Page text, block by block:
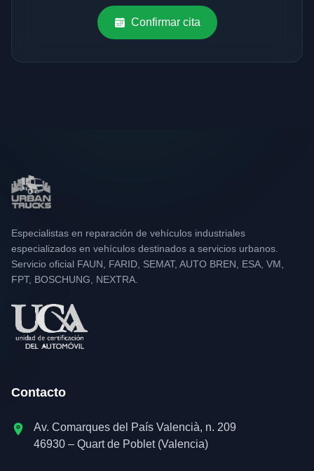
Confirmar cita
Especialistas en reparación de vehículos industriales
especializados en vehículos destinados a servicios urbanos.
Servicio oficial FAUN, FARID, SEMAT, AUTO BREN, ESA, VM,
FPT, BOSCHUNG, NEXTRA.
Contacto
Av. Comarques del País Valencià, n. 209
46930 – Quart de Poblet (Valencia)